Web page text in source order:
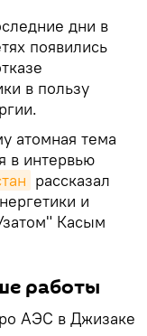
дни в
появились
в пользу
атомная тема
в интервью
рассказал
и
Касым
работы
АЭС в Джизаке